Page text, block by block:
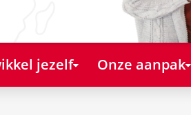
jezelf Onze aanpak